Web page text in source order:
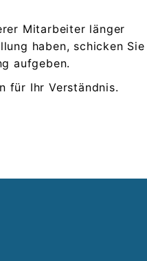
Mitarbeiter länger
haben, schicken Sie
aufgeben.
für Ihr Verständnis.